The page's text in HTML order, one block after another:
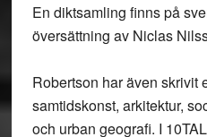
En diktsamling finns på
översättning av Niclas
Robertson har även skrivit
samtidskonst, arkitektur,
och urban geografi. I